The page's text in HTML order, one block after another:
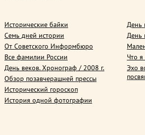
Исторические байки
Семь дней истории
От Советского Информбюро
Все фамилии России
День веков. Хронограф / 2008 г.
Обзор позавчерашней прессы
Исторический гороскоп
История одной фотографии
День
День
Что
Эхо